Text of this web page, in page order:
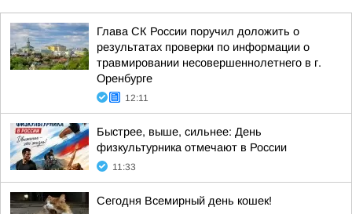
Глава СК России поручил доложить о
результатах проверки по информации о
травмировании несовершеннолетнего в г.
Оренбурге
12:11
Быстрее, выше, сильнее: День
физкультурника отмечают в России
11:33
Сегодня Всемирный день кошек!